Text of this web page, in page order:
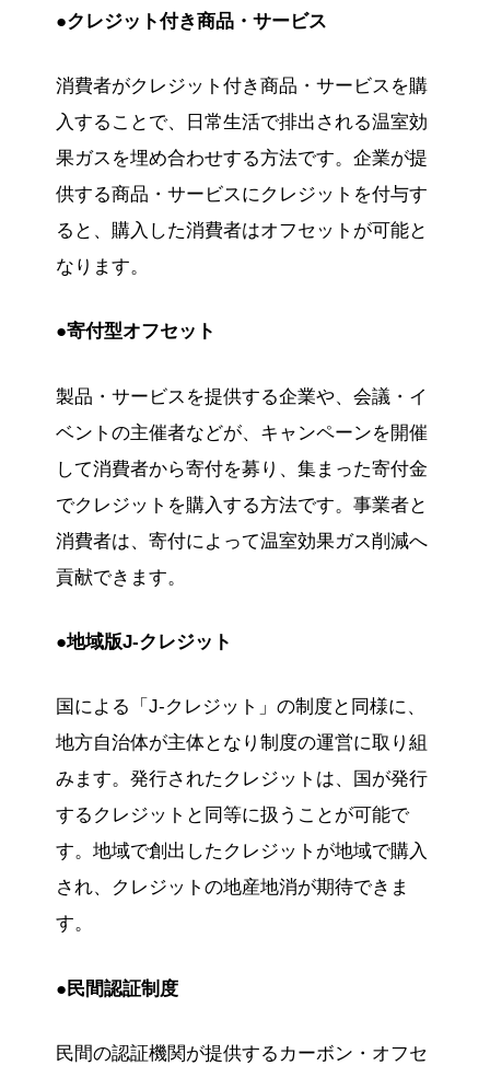
●クレジット付き商品・サービス
消費者がクレジット付き商品・サービスを購
入することで、日常生活で排出される温室効
果ガスを埋め合わせする方法です。企業が提
供する商品・サービスにクレジットを付与す
ると、購入した消費者はオフセットが可能と
なります。
●寄付型オフセット
製品・サービスを提供する企業や、会議・イ
ベントの主催者などが、キャンペーンを開催
して消費者から寄付を募り、集まった寄付金
でクレジットを購入する方法です。事業者と
消費者は、寄付によって温室効果ガス削減へ
貢献できます。
●地域版J-クレジット
国による「J-クレジット」の制度と同様に、
地方自治体が主体となり制度の運営に取り組
みます。発行されたクレジットは、国が発行
するクレジットと同等に扱うことが可能で
す。地域で創出したクレジットが地域で購入
され、クレジットの地産地消が期待できま
す。
●民間認証制度
民間の認証機関が提供するカーボン・オフセ